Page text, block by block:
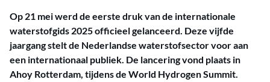
Op 21 mei werd de eerste druk van de internationale
waterstofgids 2025 officieel gelanceerd. Deze vijfde
jaargang stelt de Nederlandse waterstofsector voor aan
een internationaal publiek. De lancering vond plaats in
Ahoy Rotterdam, tijdens de World Hydrogen Summit.